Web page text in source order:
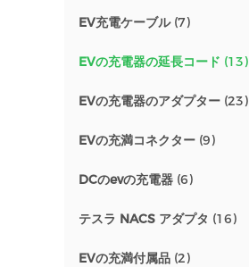
EV充電ケーブル(7)
EVの充電器の延長コード (13)
EVの充電器のアダプター (23)
EVの充満コネクター (9)
DCのevの充電器 (6)
テスラ NACS アダプタ (16)
EVの充満付属品 (2)